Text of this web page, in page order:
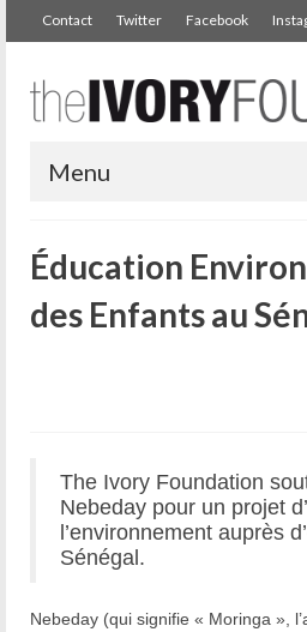
Contact Twitter Facebook
Menu
Éducation
des Enfants au
The Ivory Foundation
Nebeday pour un projet
l’environnement auprès
Sénégal.
Nebeday (qui signifie « Moringa »,